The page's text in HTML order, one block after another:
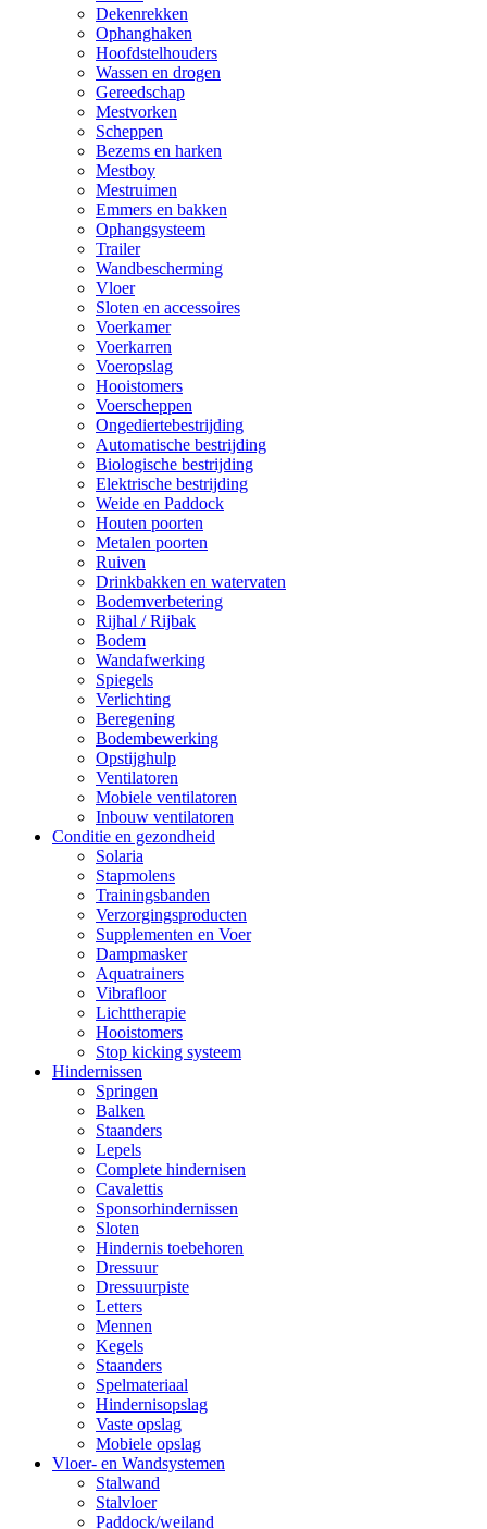
Dekenrekken
Ophanghaken
Hoofdstelhouders
Wassen en drogen
Gereedschap
Mestvorken
Scheppen
Bezems en harken
Mestboy
Mestruimen
Emmers en bakken
Ophangsysteem
Trailer
Wandbescherming
Vloer
Sloten en accessoires
Voerkamer
Voerkarren
Voeropslag
Hooistomers
Voerscheppen
Ongediertebestrijding
Automatische bestrijding
Biologische bestrijding
Elektrische bestrijding
Weide en Paddock
Houten poorten
Metalen poorten
Ruiven
Drinkbakken en watervaten
Bodemverbetering
Rijhal / Rijbak
Bodem
Wandafwerking
Spiegels
Verlichting
Beregening
Bodembewerking
Opstijghulp
Ventilatoren
Mobiele ventilatoren
Inbouw ventilatoren
Conditie en gezondheid
Solaria
Stapmolens
Trainingsbanden
Verzorgingsproducten
Supplementen en Voer
Dampmasker
Aquatrainers
Vibrafloor
Lichttherapie
Hooistomers
Stop kicking systeem
Hindernissen
Springen
Balken
Staanders
Lepels
Complete hindernisen
Cavalettis
Sponsorhindernissen
Sloten
Hindernis toebehoren
Dressuur
Dressuurpiste
Letters
Mennen
Kegels
Staanders
Spelmateriaal
Hindernisopslag
Vaste opslag
Mobiele opslag
Vloer- en Wandsystemen
Stalwand
Stalvloer
Paddock/weiland